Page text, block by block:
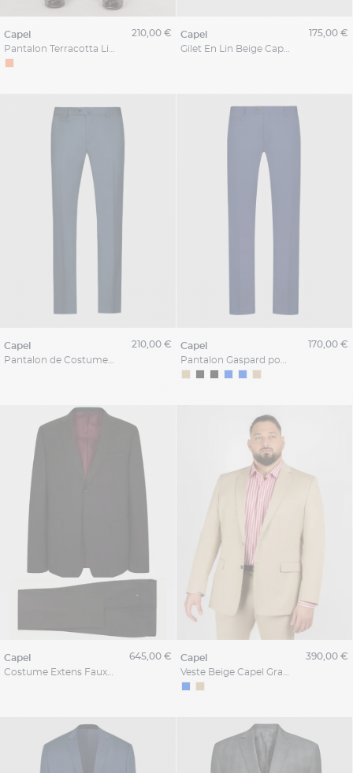
capel
210,00 €
capel
175,00 €
capel
Pantalon de Costume Faux-Uni Grande Taille Bleu Indigo
210,00 €
capel
Pantalon Gaspard pour Homme Grand Bleu
170,00 €
capel
645,00 €
capel
390,00 €